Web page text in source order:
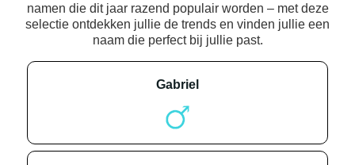
namen die dit jaar razend populair worden – met deze
selectie ontdekken jullie de trends en vinden jullie een
naam die perfect bij jullie past.
gabriel